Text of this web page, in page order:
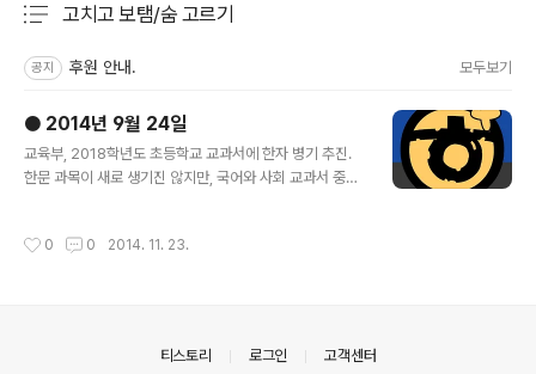
고치고 보탬/숨 고르기
공지 후원 안내. 모두보기
● 2014년 9월 24일
교육부, 2018학년도 초등학교 교과서에 한자 병기 추진.
한문 과목이 새로 생기진 않지만, 국어와 사회 교과서 중요
0자, 고등학교 900자)에서 벚어나지 않겠다는 내용이다.
회로 보낸 공문내용우리 부 교육정책에 대한 귀 기관의 관
심과 애정에 감사드립니다.문·이과 통합형 교육과정 총론
0 0 2014. 11. 23.
티스토리 로그인 고객센터